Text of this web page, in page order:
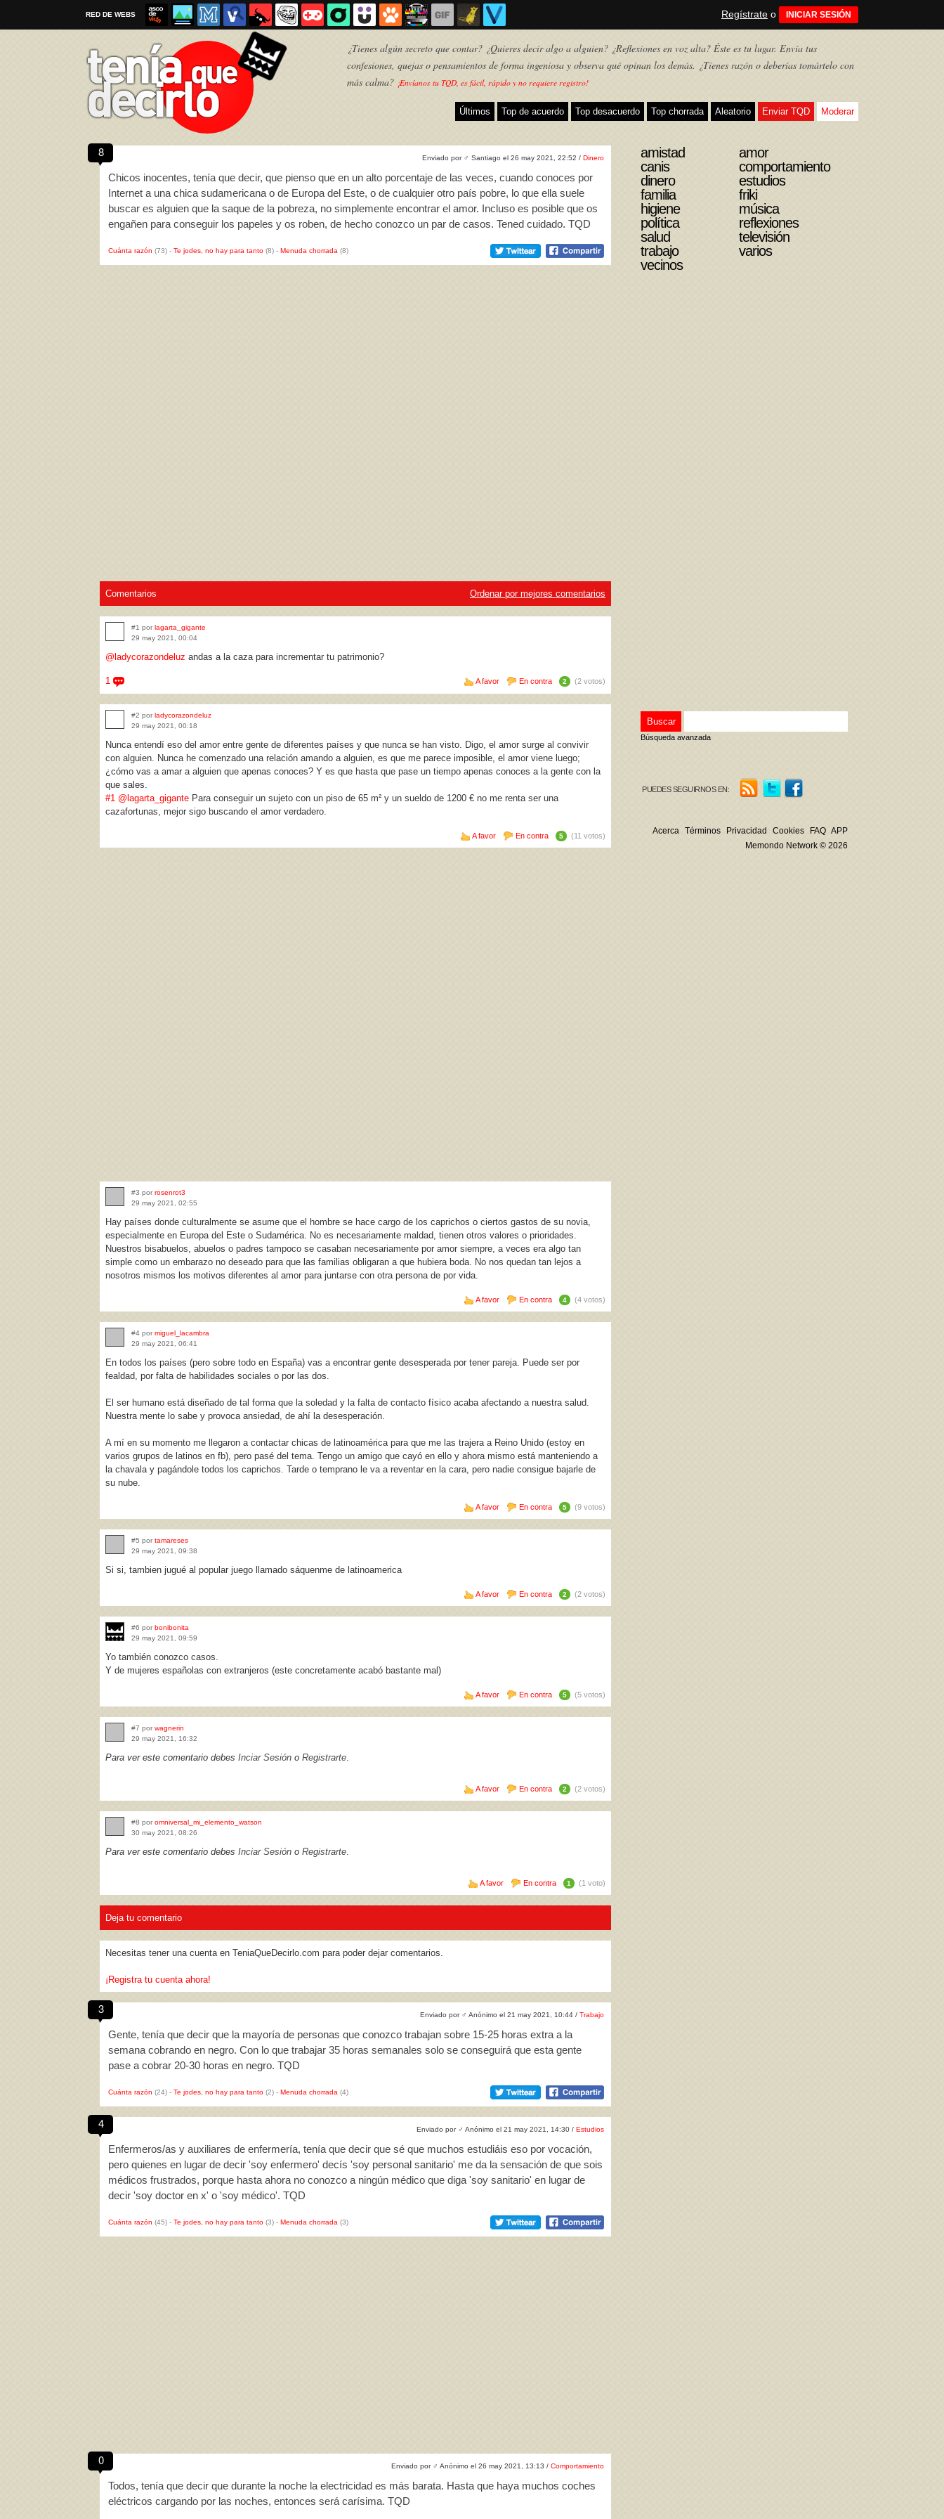
RED DE WEBS Regístrate o INICIAR SESIÓN
¿Tienes algún secreto que contar? ¿Quieres decir algo a alguien? ¿Reflexiones en voz alta? Éste es tu lugar. Envía tus
confesiones, quejas o pensamientos de forma ingeniosa y observa qué opinan los demás. ¿Tienes razón o deberías tomártelo con
más calma? ¡Envíanos tu TQD, es fácil, rápido y no requiere registro!
Últimos Top de acuerdo Top desacuerdo Top chorrada Aleatorio Enviar TQD Moderar
TQD
8 Enviado por ♂ Santiago el 26 may 2021, 22:52 / Dinero
Chicos inocentes, tenía que decir, que pienso que en un alto porcentaje de las veces, cuando conoces por
Internet a una chica sudamericana o de Europa del Este, o de cualquier otro país pobre, lo que ella suele
buscar es alguien que la saque de la pobreza, no simplemente encontrar el amor. Incluso es posible que os
engañen para conseguir los papeles y os roben, de hecho conozco un par de casos. Tened cuidado. TQD
Cuánta razón (73) - Te jodes, no hay para tanto (8) - Menuda chorrada (8)
Comentarios Ordenar por mejores comentarios
#1 por lagarta_gigante
29 may 2021, 00:04
@ladycorazondeluz andas a la caza para incrementar tu patrimonio?
1 A favor En contra 2 (2 votos)
#2 por ladycorazondeluz
29 may 2021, 00:18
Nunca entendí eso del amor entre gente de diferentes países y que nunca se han visto. Digo, el amor surge al convivir
con alguien. Nunca he comenzado una relación amando a alguien, es que me parece imposible, el amor viene luego;
¿cómo vas a amar a alguien que apenas conoces? Y es que hasta que pase un tiempo apenas conoces a la gente con la
que sales.
#1 @lagarta_gigante Para conseguir un sujeto con un piso de 65 m² y un sueldo de 1200 € no me renta ser una
cazafortunas, mejor sigo buscando el amor verdadero.
A favor En contra 5 (11 votos)
#3 por rosenrot3
29 may 2021, 02:55
Hay países donde culturalmente se asume que el hombre se hace cargo de los caprichos o ciertos gastos de su novia,
especialmente en Europa del Este o Sudamérica. No es necesariamente maldad, tienen otros valores o prioridades.
Nuestros bisabuelos, abuelos o padres tampoco se casaban necesariamente por amor siempre, a veces era algo tan
simple como un embarazo no deseado para que las familias obligaran a que hubiera boda. No nos quedan tan lejos a
nosotros mismos los motivos diferentes al amor para juntarse con otra persona de por vida.
A favor En contra 4 (4 votos)
#4 por miguel_lacambra
29 may 2021, 06:41
En todos los países (pero sobre todo en España) vas a encontrar gente desesperada por tener pareja. Puede ser por
fealdad, por falta de habilidades sociales o por las dos.
El ser humano está diseñado de tal forma que la soledad y la falta de contacto físico acaba afectando a nuestra salud.
Nuestra mente lo sabe y provoca ansiedad, de ahí la desesperación.
A mí en su momento me llegaron a contactar chicas de latinoamérica para que me las trajera a Reino Unido (estoy en
varios grupos de latinos en fb), pero pasé del tema. Tengo un amigo que cayó en ello y ahora mismo está manteniendo a
la chavala y pagándole todos los caprichos. Tarde o temprano le va a reventar en la cara, pero nadie consigue bajarle de
su nube.
A favor En contra 5 (9 votos)
#5 por tamareses
29 may 2021, 09:38
Si si, tambien jugué al popular juego llamado sáquenme de latinoamerica
A favor En contra 2 (2 votos)
#6 por bonibonita
29 may 2021, 09:59
Yo también conozco casos.
Y de mujeres españolas con extranjeros (este concretamente acabó bastante mal)
A favor En contra 5 (5 votos)
#7 por wagnerin
29 may 2021, 16:32
Para ver este comentario debes Inciar Sesión o Registrarte.
A favor En contra 2 (2 votos)
#8 por omniversal_mi_elemento_watson
30 may 2021, 08:26
Para ver este comentario debes Inciar Sesión o Registrarte.
A favor En contra 1 (1 voto)
Deja tu comentario
Necesitas tener una cuenta en TeniaQueDecirlo.com para poder dejar comentarios.
¡Registra tu cuenta ahora!
3 Enviado por ♂ Anónimo el 21 may 2021, 10:44 / Trabajo
Gente, tenía que decir que la mayoría de personas que conozco trabajan sobre 15-25 horas extra a la
semana cobrando en negro. Con lo que trabajar 35 horas semanales solo se conseguirá que esta gente
pase a cobrar 20-30 horas en negro. TQD
Cuánta razón (24) - Te jodes, no hay para tanto (2) - Menuda chorrada (4)
4 Enviado por ♂ Anónimo el 21 may 2021, 14:30 / Estudios
Enfermeros/as y auxiliares de enfermería, tenía que decir que sé que muchos estudiáis eso por vocación,
pero quienes en lugar de decir 'soy enfermero' decís 'soy personal sanitario' me da la sensación de que sois
médicos frustrados, porque hasta ahora no conozco a ningún médico que diga 'soy sanitario' en lugar de
decir 'soy doctor en x' o 'soy médico'. TQD
Cuánta razón (45) - Te jodes, no hay para tanto (3) - Menuda chorrada (3)
0 Enviado por ♂ Anónimo el 26 may 2021, 13:13 / Comportamiento
Todos, tenía que decir que durante la noche la electricidad es más barata. Hasta que haya muchos coches
eléctricos cargando por las noches, entonces será carísima. TQD
amistad
amor
canis
comportamiento
dinero
estudios
familia
friki
higiene
música
política
reflexiones
salud
televisión
trabajo
varios
vecinos
Búsqueda avanzada
PUEDES SEGUIRNOS EN:
Acerca Términos Privacidad Cookies FAQ APP
Memondo Network © 2026